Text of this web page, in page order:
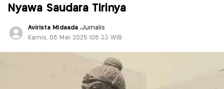
Nyawa Saudara Tirinya
Avirista Midaada ,Jurnalis
Kamis, 08 Mei 2025 |08:33 WIB